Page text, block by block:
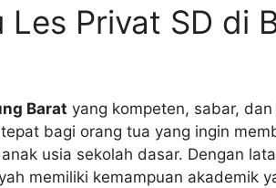
Les Privat SD di
Barat yang kompeten, sabar,
bagi orang tua yang ingin
usia sekolah dasar. Dengan
memiliki kemampuan akademik